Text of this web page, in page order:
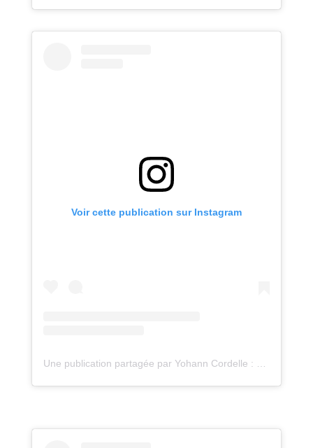
Voir cette publication sur Instagram